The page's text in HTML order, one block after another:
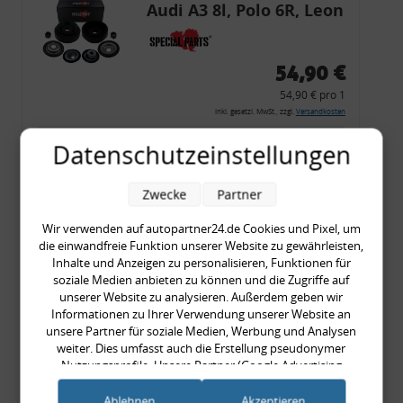
Audi A3 8l, Polo 6R, Leon
54,90 €
54,90 € pro 1
inkl. gesetzl. MwSt., zzgl. Versandkosten
Merkzettel
Rückleuchtenband mit
Blinker, rot, US-Ecken,
Audi 80 Cabrio, Typ 89,
OE-Nr.: 8G0945225 +
8G0945225C
999,99 €
999,99 € pro 1
Datenschutzeinstellungen
Wir verwenden auf autopartner24.de Cookies und Pixel, um
die einwandfreie Funktion unserer Website zu gewährleisten,
Inhalte und Anzeigen zu personalisieren, Funktionen für
soziale Medien anbieten zu können und die Zugriffe auf
unserer Website zu analysieren. Außerdem geben wir
Informationen zu Ihrer Verwendung unserer Website an
unsere Partner für soziale Medien, Werbung und Analysen
weiter. Dies umfasst auch die Erstellung pseudonymer
Nutzungsprofile. Unsere Partner (Google Advertising
Products) führen diese Informationen möglicherweise mit
weiteren Daten zusammen, die Sie ihnen bereitgestellt haben
Zwecke Partner